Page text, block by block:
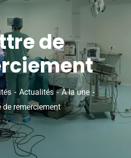
de
Actualités
À la une
de remerciement